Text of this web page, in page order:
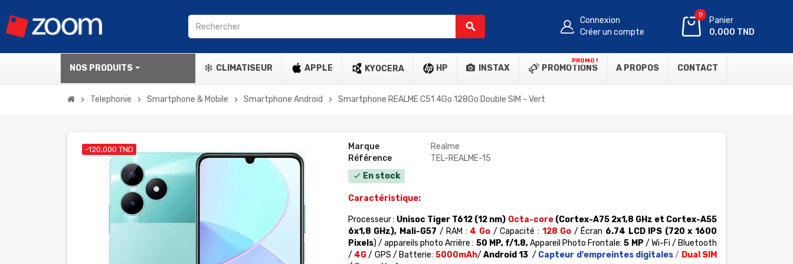
search
Connexion
Créer un compte
0
Panier
0,000 TND
NOS PRODUITS CLIMATISEUR APPLE KYOCERA HP INSTAX PROMOTIONS
PROMO !
A PROPOS CONTACT
chevron_right Telephonie chevron_right Smartphone & Mobile chevron_right Smartphone Android chevron_right Smartphone REALME C51 4Go 128Go Double SIM - Vert
-120,000 TND Marque
Realme
Référence
TEL-REALME-15
check En stock
Caractéristique:
Processeur : Unisoc Tiger T612 (12 nm) Octa-core (Cortex-A75 2x1,8 GHz et Cortex-A55
6x1,8 GHz), Mali-G57 / RAM : 4 Go / Capacité : 128 Go / Écran 6.74 LCD IPS (720 x 1600
Pixels) / appareils photo Arrière : 50 MP, f/1.8,Appareil Photo Frontale:5 MP / Wi-Fi / Bluetooth
/ 4G/ GPS / Batterie: 5000mAh/Android 13 / Capteur d'empreintes digitales/ Dual SIM